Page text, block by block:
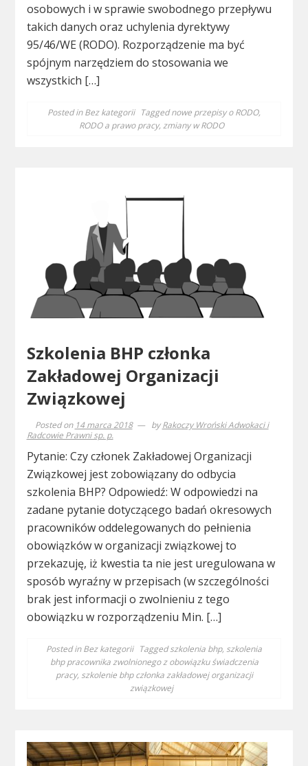
osobowych i w sprawie swobodnego przepływu
takich danych oraz uchylenia dyrektywy
95/46/WE (RODO). Rozporządzenie ma być
spójnym narzędziem do stosowania we
wszystkich […]
Posted inBez kategorii Taggednowe przepisy o RODO,
RODO a prawo pracy, zmiany w RODO
Szkolenia BHP członka
Zakładowej Organizacji
Związkowej
Posted on 14 marca 2018 byRakoczy Wroński Adwokaci i
Radcowie Prawni sp. p.
Pytanie: Czy członek Zakładowej Organizacji
Związkowej jest zobowiązany do odbycia
szkolenia BHP? Odpowiedź: W odpowiedzi na
zadane pytanie dotyczącego badań okresowych
pracowników oddelegowanych do pełnienia
obowiązków w organizacji związkowej to
przekazuję, iż kwestia ta nie jest uregulowana w
sposób wyraźny w przepisach (w szczególności
brak jest informacji o zwolnieniu z tego
obowiązku w rozporządzeniu Min. […]
Posted inBez kategorii Taggedszkolenia bhp, szkolenia
bhp pracownika zwolnionego z obowiązku świadczenia
pracy, szkolenie bhp członka zakładowej organizacji
związkowej